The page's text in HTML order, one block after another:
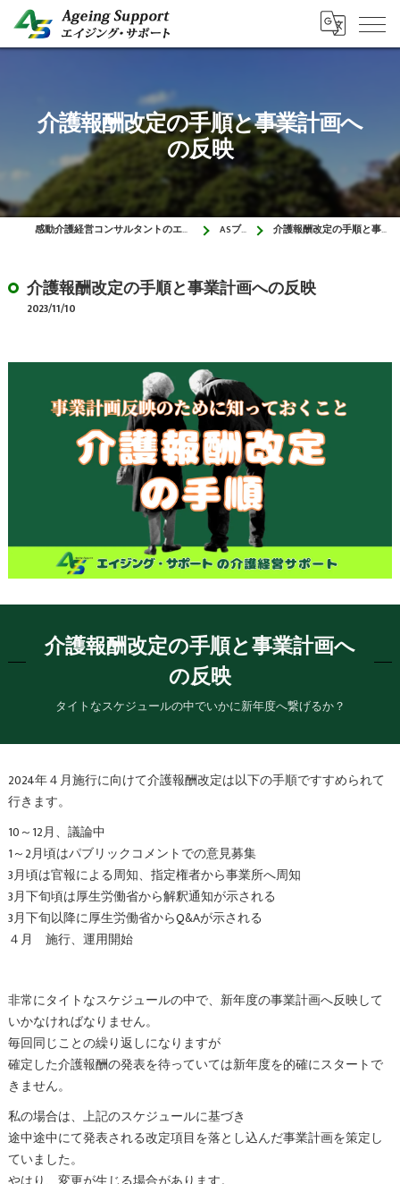
介護報酬改定の手順と事業計画へ
の反映
感動介護経営コンサルタントのエイジング・サポート ASブログ 介護報酬改定の手順と事業計画への反映
介護報酬改定の手順と事業計画への反映
2023/11/10
介護報酬改定の手順と事業計画へ
の反映
タイトなスケジュールの中でいかに新年度へ繋げるか？
2024年４月施行に向けて介護報酬改定は以下の手順ですすめられて
行きます。
10～12月、議論中
1～2月頃はパブリックコメントでの意見募集
3月頃は官報による周知、指定権者から事業所へ周知
3月下旬頃は厚生労働省から解釈通知が示される
3月下旬以降に厚生労働省からQ&Aが示される
４月 施行、運用開始
非常にタイトなスケジュールの中で、新年度の事業計画へ反映して
いかなければなりません。
毎回同じことの繰り返しになりますが
確定した介護報酬の発表を待っていては新年度を的確にスタートで
きません。
私の場合は、上記のスケジュールに基づき
途中途中にて発表される改定項目を落とし込んだ事業計画を策定し
ていました。